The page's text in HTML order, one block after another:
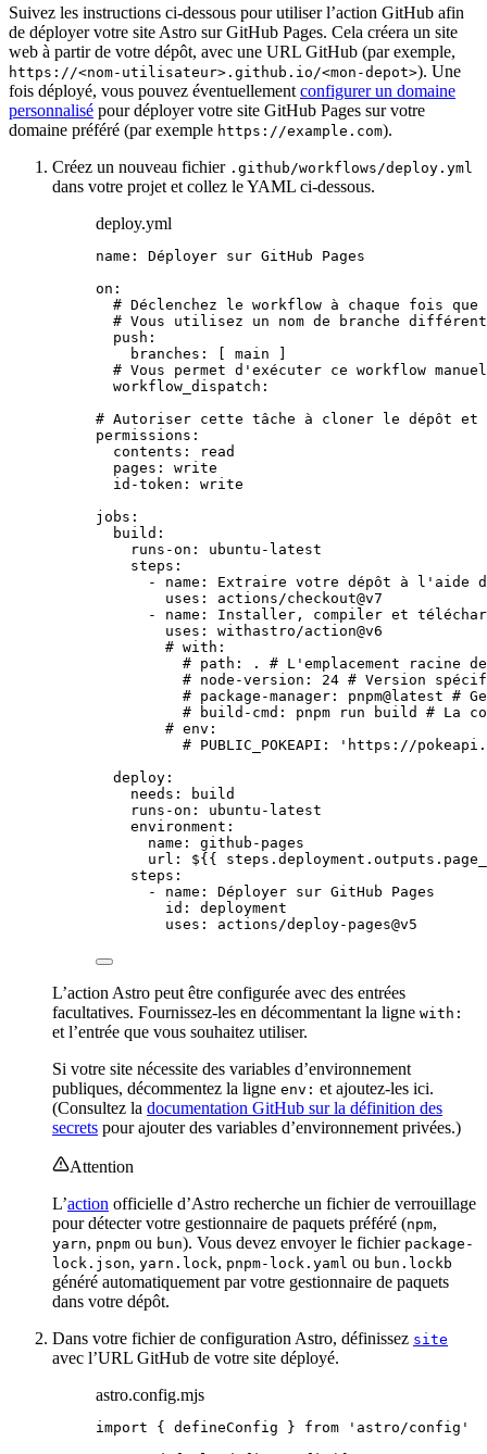
Suivez les instructions ci-dessous pour utiliser l’action GitHub afin
de déployer votre site Astro sur GitHub Pages. Cela créera un site
web à partir de votre dépôt, avec une URL GitHub (par exemple,
https://<nom-utilisateur>.github.io/<mon-depot>). Une
fois déployé, vous pouvez éventuellement configurer un domaine
personnalisé pour déployer votre site GitHub Pages sur votre
domaine préféré (par exemple https://example.com).
Créez un nouveau fichier .github/workflows/deploy.yml
dans votre projet et collez le YAML ci-dessous.
deploy.yml
name : Déployer sur GitHub Pages
on :
# Déclenchez le workflow à chaque fois
# Vous utilisez un nom de branche
push :
branches : [ main
# Vous permet d'exécuter ce workflow
workflow_dispatch :
# Autoriser cette tâche à cloner le dépôt et
permissions :
contents :
read
pages : write
id-token : write
jobs :
build :
runs-on : ubuntu-latest
steps :
- name : Extraire votre dépôt à l'aide
uses : actions/checkout@v7
- name : Installer, compiler et
uses : withastro/action@v6
# with:
# path: . # L'emplacement
# node-version: 24 # Version
# package-manager:
# build-cmd: pnpm run build # La
# env:
# PUBLIC_POKEAPI: 'https://
deploy :
needs :
build
runs-on : ubuntu-latest
environment :
name : github-pages
url : ${{
steps :
- name : Déployer sur GitHub Pages
id : deployment
uses : actions/deploy-pages@v5
L’action Astro peut être configurée avec des entrées
facultatives. Fournissez-les en décommentant la ligne with:
et l’entrée que vous souhaitez utiliser.
Si votre site nécessite des variables d’environnement
publiques, décommentez la ligne env: et ajoutez-les ici.
(Consultez la documentation GitHub sur la définition des
secrets pour ajouter des variables d’environnement privées.)
Attention
L’action officielle d’Astro recherche un fichier de verrouillage
pour détecter votre gestionnaire de paquets préféré (npm,
yarn, pnpm ou bun). Vous devez envoyer le fichier package-
lock.json, yarn.lock, pnpm-lock.yaml ou bun.lockb
généré automatiquement par votre gestionnaire de paquets
dans votre dépôt.
Dans votre fichier de configuration Astro, définissez site
avec l’URL GitHub de votre site déployé.
astro.config.mjs
import { defineConfig } from ' astro/config '